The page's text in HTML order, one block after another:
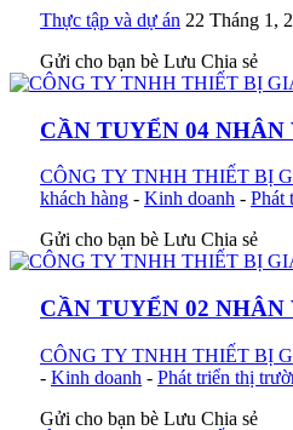
Thực tập và dự án 22 Tháng 1,
Gửi cho bạn bè Lưu Chia sẻ
CẦN TUYỂN 04
CÔNG TY TNHH THIẾT BỊ
khách hàng - Kinh doanh - Phát
Gửi cho bạn bè Lưu Chia sẻ
CẦN TUYỂN 02
CÔNG TY TNHH THIẾT BỊ
- Kinh doanh - Phát triển thị
Gửi cho bạn bè Lưu Chia sẻ